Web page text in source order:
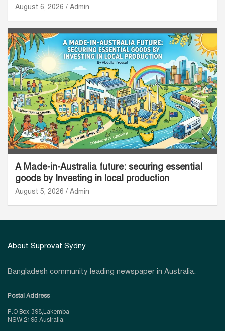
August 6, 2026 Admin
A Made-in-Australia future: securing essential
goods by Investing in local production
August 5, 2026 Admin
About Suprovat Sydny
Bangladesh community leading newspaper in Australia.
Postal Address
P.O Box-398,Lakemba
NSW 2195 Australia.